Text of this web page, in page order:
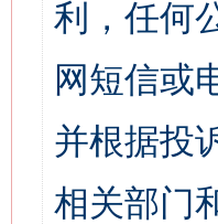
利，任何
网短信或
并根据投
相关部门